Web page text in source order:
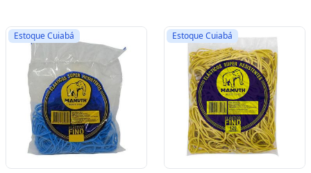
Estoque Cuiabá Estoque Cuiabá